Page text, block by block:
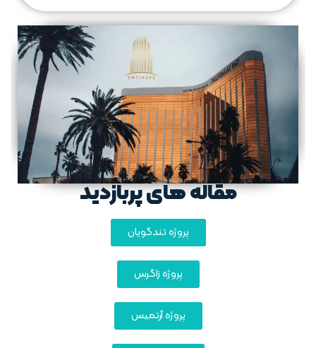
مقاله های پربازدید
پروژه تندگویان
پروژه زاگرس
پروژه آرتمیس